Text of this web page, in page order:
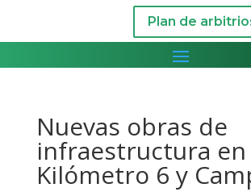
Plan de
Nuevas obras de
infraestructura en
Kilómetro 6 y